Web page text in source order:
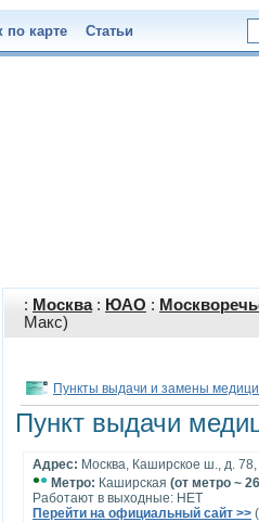
по карте Статьи
: Москва: ЮАО :
Макс)
Пункты выдачи и замены
Пункт выдачи
Адрес: Москва, Каширское ш., д. 78,
•• Метро: Каширская (от метро ~
Работают в выходные: НЕТ
Перейти на официальный сайт >>